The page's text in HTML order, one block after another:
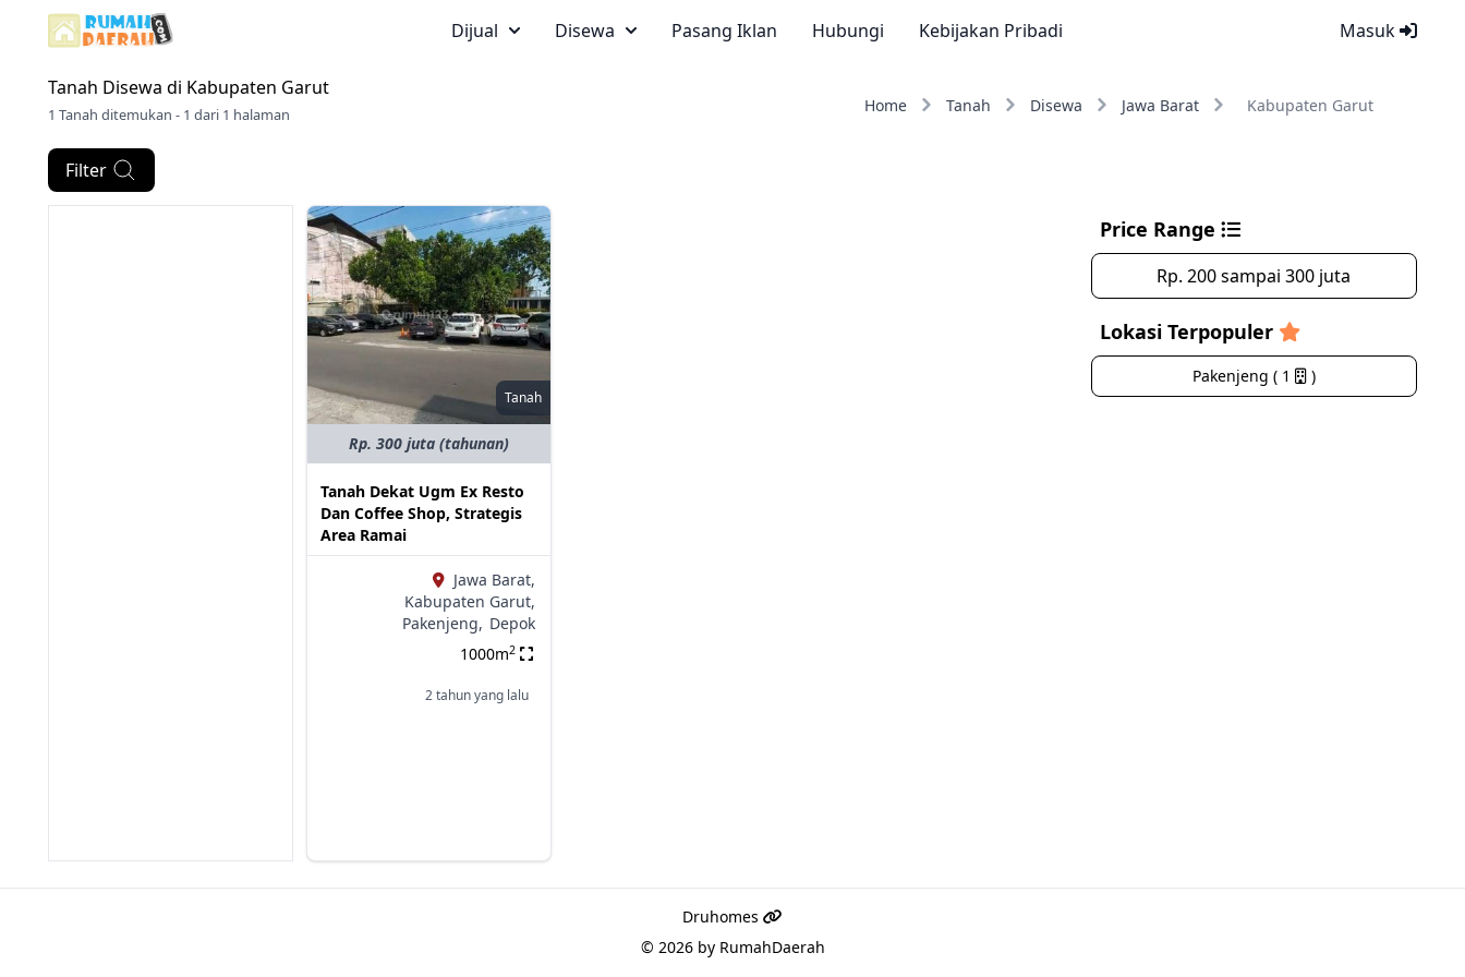
Masuk
Dijual Disewa Pasang Iklan Hubungi Kebijakan Pribadi
Tanah Disewa di Kabupaten Garut
1 Tanah ditemukan - 1 dari 1 halaman Home Tanah Disewa Jawa Barat Kabupaten Garut
Filter
Tanah
Rp. 300 juta (tahunan)
Tanah Dekat Ugm Ex Resto
Dan Coffee Shop, Strategis
Area Ramai
Jawa Barat,
Kabupaten Garut,
Pakenjeng, Depok
1000m2
2 tahun yang lalu
Price Range
Rp. 200 sampai 300 juta
Lokasi Terpopuler
Pakenjeng ( 1 )
Druhomes
© 2026 by RumahDaerah